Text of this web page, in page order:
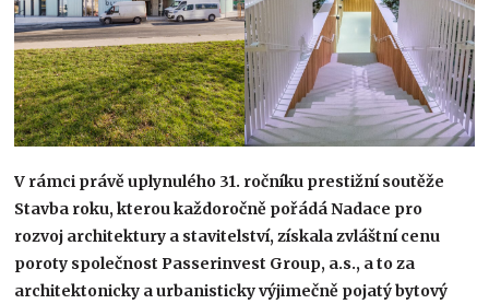
V rámci právě uplynulého 31. ročníku prestižní soutěže
Stavba roku, kterou každoročně pořádá Nadace pro
rozvoj architektury a stavitelství, získala zvláštní cenu
poroty společnost Passerinvest Group, a.s., a to za
architektonicky a urbanisticky výjimečně pojatý bytový